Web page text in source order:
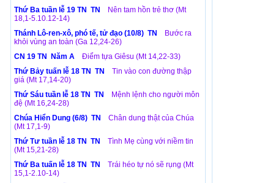
Thứ Ba tuần lễ 19 TN TN
Nên tam hồn trẻ thơ (Mt
18,1-5.10.12-14)
Thánh Lô-ren-xô, phó tế, tử đạo (10/8) TN
Bước ra
khỏi vùng an toàn (Ga 12,24-26)
CN 19 TN Năm A
Điểm tựa Giêsu (Mt 14,22-33)
Thứ Bảy tuấn lễ 18 TN TN
Tin vào con đường thập
giá (Mt 17,14-20)
Thứ Sáu tuần lễ 18 TN TN
Mệnh lệnh cho người môn
đệ (Mt 16,24-28)
Chúa Hiển Dung (6/8) TN
Chân dung thật của Chúa
(Mt 17,1-9)
Thứ Tư tuần lễ 18 TN TN
Tình Mẹ cùng với niềm tin
(Mt 15,21-28)
Thứ Ba tuấn lễ 18 TN TN
Trái héo tự nó sẽ rụng (Mt
15,1-2.10-14)